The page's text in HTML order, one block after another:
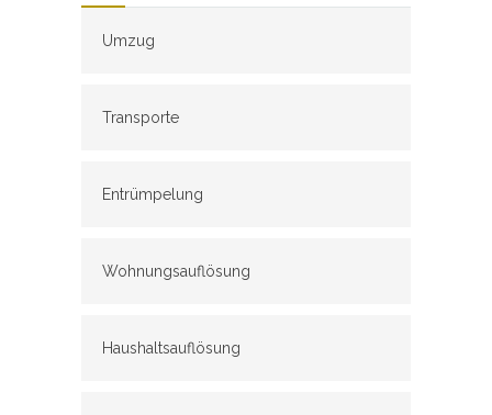
Umzug
Transporte
Entrümpelung
Wohnungsauflösung
Haushaltsauflösung